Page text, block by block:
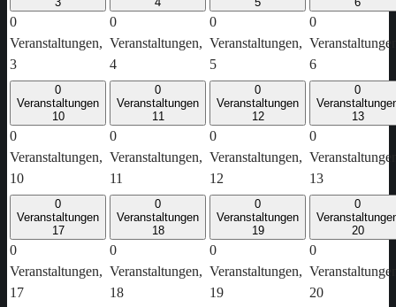
0
Veranstaltungen,
3
0
Veranstaltungen,
4
0
Veranstaltungen,
5
0
6
0
Veranstaltungen
10
0
Veranstaltungen,
10
0
Veranstaltungen
11
0
Veranstaltungen,
11
0
Veranstaltungen
12
0
Veranstaltungen,
12
0
13
0
13
0
Veranstaltungen
17
0
Veranstaltungen,
17
0
Veranstaltungen
18
0
Veranstaltungen,
18
0
Veranstaltungen
19
0
Veranstaltungen,
19
0
20
0
20